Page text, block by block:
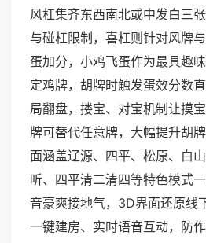
风杠集齐东西南北或中发白三
与碰杠限制，喜杠则针对风牌
蛋加分，小鸡飞蛋作为最具趣
定鸡牌，胡牌时触发蛋效分数
局翻盘，搂宝、对宝机制让摸
牌可替代任意牌，大幅提升胡
面涵盖辽源、四平、松原、白
听、四平清二清四等特色模式
音豪爽接地气，3D界面还原线
一键建房、实时语音互动，防